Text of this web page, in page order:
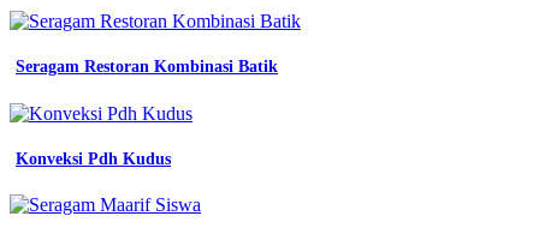
training
olahraga
terdekat
jual
seragam
kerja
model
kualitas
Seragam Restoran Kombinasi Batik
Konveksi Pdh Kudus